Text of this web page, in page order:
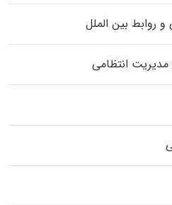
روابط بین الملل
انتظامی